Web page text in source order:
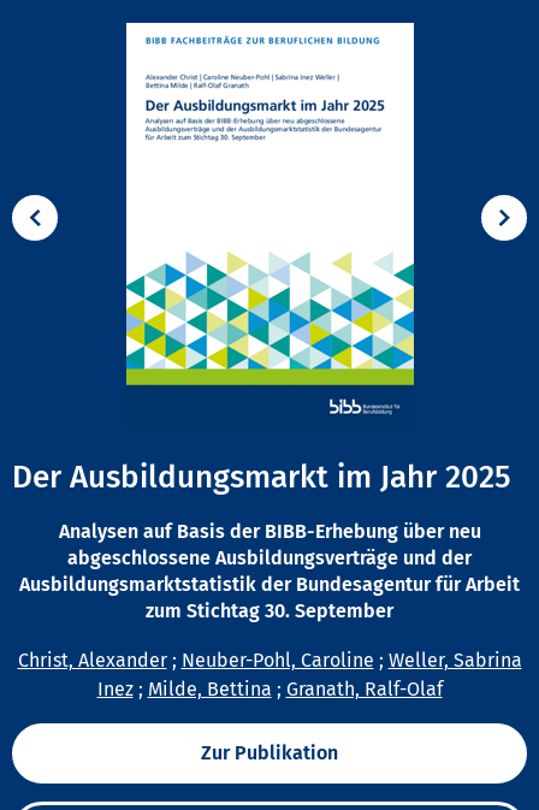
Der Ausbildungsmarkt im Jahr 2025
Analysen auf Basis der BIBB-Erhebung über neu
abgeschlossene Ausbildungsverträge und der
Ausbildungsmarktstatistik der Bundesagentur für Arbeit
zum Stichtag 30. September
Christ, Alexander; Neuber-Pohl, Caroline ; Weller, Sabrina
Inez; Milde, Bettina ; Granath, Ralf-Olaf
Zur Publikation